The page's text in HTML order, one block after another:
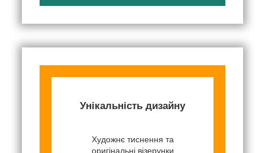
Унікальність дизайну
Художнє тиснення та
оригінальні візерунки